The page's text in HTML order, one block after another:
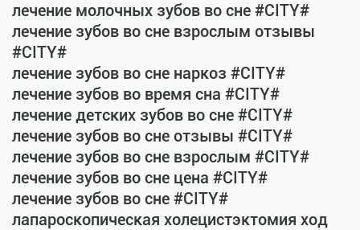
лечение молочных зубов во сне #CITY#
лечение зубов во сне взрослым отзывы
#CITY#
лечение зубов во сне наркоз #CITY#
лечение зубов во время сна #CITY#
лечение детских зубов во сне #CITY#
лечение зубов во сне отзывы #CITY#
лечение зубов во сне взрослым #CITY#
лечение зубов во сне цена #CITY#
лечение зубов во сне #CITY#
лапароскопическая холецистэктомия ход